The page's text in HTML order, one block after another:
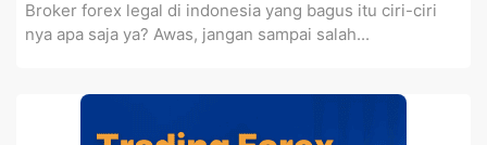
Broker forex legal di indonesia yang bagus itu ciri-ciri
nya apa saja ya? Awas, jangan sampai salah...